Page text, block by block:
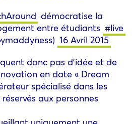
démocratise la
entre étudiants #live
16 Avril 2015
donc pas d’idée et de
en date « Dream
spécialisé dans les
aux personnes